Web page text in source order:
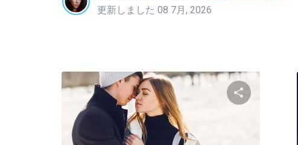
更新しました 08 7月, 2026
この記事